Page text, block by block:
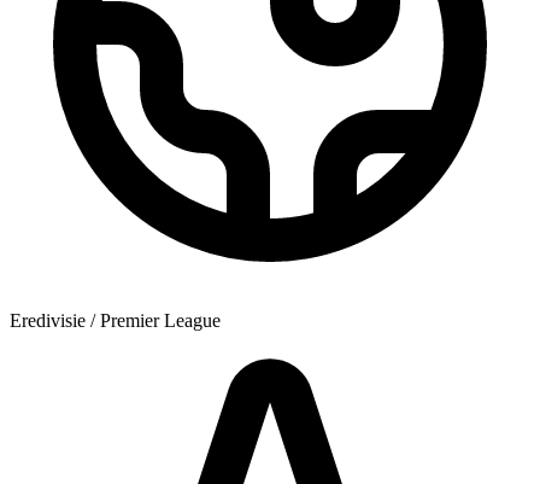
Eredivisie / Premier League